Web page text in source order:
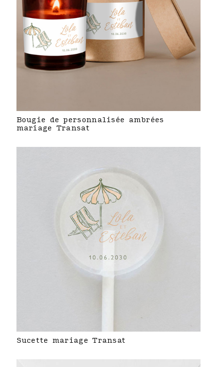
Bougie de personnalisée ambrées
mariage Transat
Sucette mariage Transat